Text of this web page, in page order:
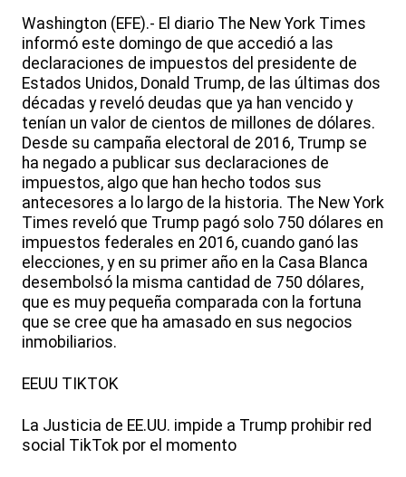
Washington (EFE).- El diario The New York Times
informó este domingo de que accedió a las
declaraciones de impuestos del presidente de
Estados Unidos, Donald Trump, de las últimas dos
décadas y reveló deudas que ya han vencido y
tenían un valor de cientos de millones de dólares.
Desde su campaña electoral de 2016, Trump se
ha negado a publicar sus declaraciones de
impuestos, algo que han hecho todos sus
antecesores a lo largo de la historia. The New York
Times reveló que Trump pagó solo 750 dólares en
impuestos federales en 2016, cuando ganó las
elecciones, y en su primer año en la Casa Blanca
desembolsó la misma cantidad de 750 dólares,
que es muy pequeña comparada con la fortuna
que se cree que ha amasado en sus negocios
inmobiliarios.
EEUU TIKTOK
La Justicia de EE.UU. impide a Trump prohibir red
social TikTok por el momento